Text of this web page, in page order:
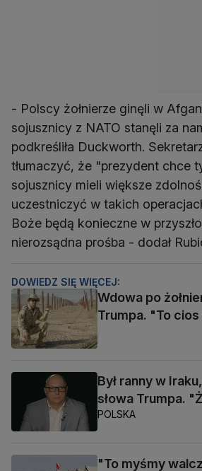
- Polscy żołnierze ginęli w
sojusznicy z NATO stanęli za
podkreśliła Duckworth.
tłumaczyć, że "prezydent chce
sojusznicy mieli większe
uczestniczyć w takich
Boże będą konieczne w
nierozsądna prośba - dodał
DOWIEDZ SIĘ WIĘCEJ:
Wdowa po
Trumpa. "To
Był ranny w
słowa Trumpa.
POLSKA
"To myśmy